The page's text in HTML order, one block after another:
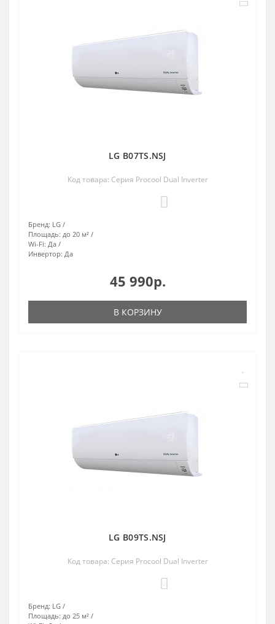
LG B07TS.NSJ
Код товара: Серия Procool Dual Inverter
Бренд: LG
Площадь: до 20 м²
Wi-Fi: Да
Инвертор: Да
45 990р.
В КОРЗИНУ
LG B09TS.NSJ
Код товара: Серия Procool Dual Inverter
Бренд: LG
Площадь: до 25 м²